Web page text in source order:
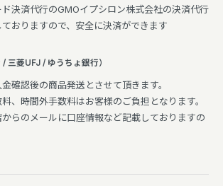
決済代行のGMOイプシロン株式会社の決済代行
おりますので、安全に決済ができます
/ 三菱UFJ / ゆうちょ銀行）
確認後の商品発送とさせて頂きます。
、時間外手数料はお客様のご負担となります。
らのメールに口座情報など記載しておりますの